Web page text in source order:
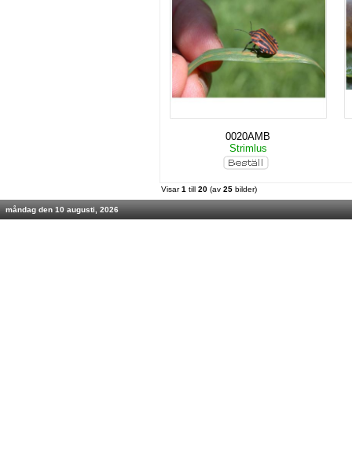
0020AMB
Strimlus
Visar1 till 20 (av 25 bilder)
måndag den 10 augusti, 2026